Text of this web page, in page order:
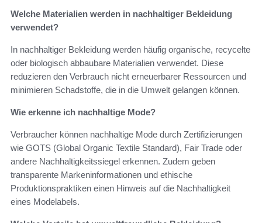
Welche Materialien werden in nachhaltiger Bekleidung
verwendet?
In nachhaltiger Bekleidung werden häufig organische, recycelte
oder biologisch abbaubare Materialien verwendet. Diese
reduzieren den Verbrauch nicht erneuerbarer Ressourcen und
minimieren Schadstoffe, die in die Umwelt gelangen können.
Wie erkenne ich nachhaltige Mode?
Verbraucher können nachhaltige Mode durch Zertifizierungen
wie GOTS (Global Organic Textile Standard), Fair Trade oder
andere Nachhaltigkeitssiegel erkennen. Zudem geben
transparente Markeninformationen und ethische
Produktionspraktiken einen Hinweis auf die Nachhaltigkeit
eines Modelabels.